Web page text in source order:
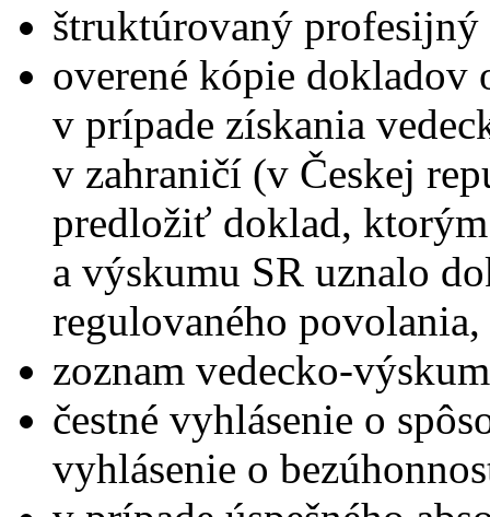
štruktúrovaný
overené kópie dokladov
v prípade získania
v zahraničí (v Českej
predložiť doklad,
a výskumu SR uznalo
regulovaného povolania,
zoznam vedecko-
čestné vyhlásenie o
vyhlásenie o